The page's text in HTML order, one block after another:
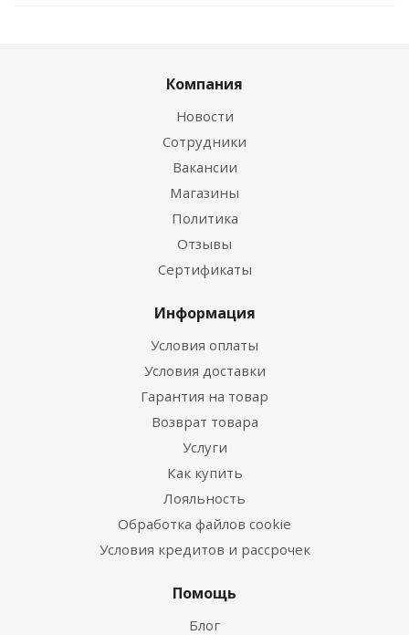
Компания
Новости
Сотрудники
Вакансии
Магазины
Политика
Отзывы
Сертификаты
Информация
Условия оплаты
Условия доставки
Гарантия на товар
Возврат товара
Услуги
Как купить
Лояльность
Обработка файлов cookie
Условия кредитов и рассрочек
Помощь
Блог